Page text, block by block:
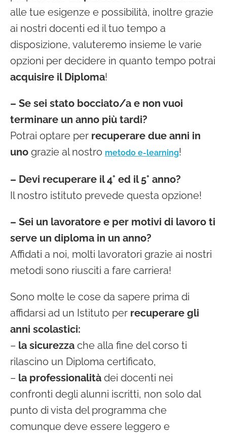
alle tue esigenze e possibilità, inoltre grazie
ai nostri docenti ed il tuo tempo a
disposizione, valuteremo insieme le varie
opzioni per decidere in quanto tempo potrai
acquisire il Diploma!
– Se sei stato bocciato/a e non vuoi
terminare un anno più tardi?
Potrai optare per recuperare due anni in
uno grazie al nostro metodo e-learning!
– Devi recuperare il 4° ed il 5° anno?
Il nostro istituto prevede questa opzione!
– Sei un lavoratore e per motivi di lavoro ti
serve un diploma in un anno?
Affidati a noi, molti lavoratori grazie ai nostri
metodi sono riusciti a fare carriera!
Sono molte le cose da sapere prima di
affidarsi ad un Istituto per recuperare gli
anni scolastici:
– la sicurezza che alla fine del corso ti
rilascino un Diploma certificato,
– la professionalità dei docenti nei
confronti degli alunni iscritti, non solo dal
punto di vista del programma che
comunque deve essere leggero e